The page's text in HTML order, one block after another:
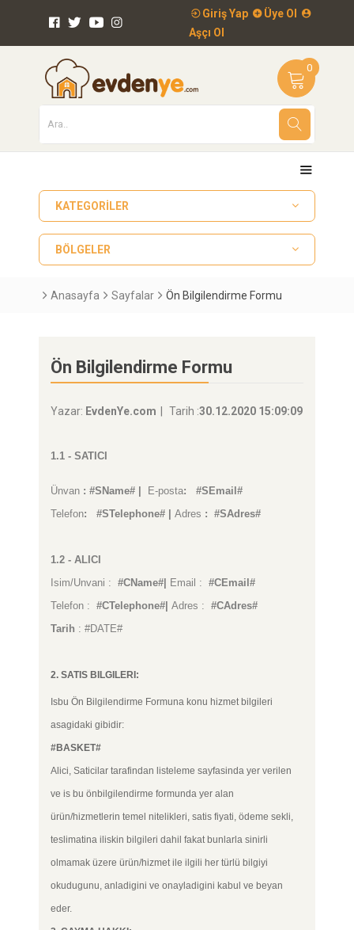
Giriş Yap
Üye Ol
Aşçı Ol
0
KATEGORILER
BÖLGELER
Anasayfa Sayfalar Ön Bilgilendirme Formu
Ön Bilgilendirme Formu
Yazar: EvdenYe.com Tarih :30.12.2020 15:09:09
1.1 - SATICI
Ünvan : #SName# | E-posta: #SEmail#
Telefon: #STelephone# | Adres : #SAdres#
1.2 - ALICI
Isim/Unvani : #CName#| Email : #CEmail#
Telefon : #CTelephone#| Adres : #CAdres#
Tarih : #DATE#
2. SATIS BILGILERI:
Isbu Ön Bilgilendirme Formuna konu hizmet bilgileri
asagidaki gibidir:
#BASKET#
Alici, Saticilar tarafindan listeleme sayfasinda yer verilen
ve is bu önbilgilendirme formunda yer alan
ürün/hizmetlerin temel nitelikleri, satis fiyati, ödeme sekli,
teslimatina iliskin bilgileri dahil fakat bunlarla sinirli
olmamak üzere ürün/hizmet ile ilgili her türlü bilgiyi
okudugunu, anladigini ve onayladigini kabul ve beyan
eder.